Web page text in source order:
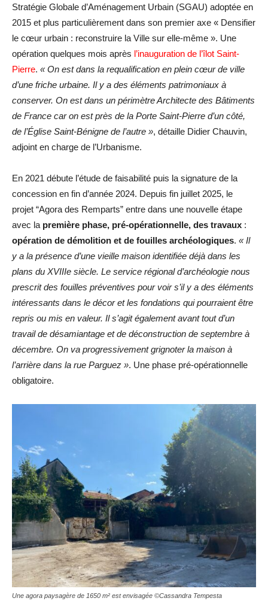
Stratégie Globale d’Aménagement Urbain (SGAU) adoptée en
2015 et plus particulièrement dans son premier axe « Densifier
le cœur urbain : reconstruire la Ville sur elle-même ». Une
opération quelques mois après l’inauguration de l’îlot Saint-
Pierre. « On est dans la requalification en plein cœur de ville
d’une friche urbaine. Il y a des éléments patrimoniaux à
conserver. On est dans un périmètre Architecte des Bâtiments
de France car on est près de la Porte Saint-Pierre d’un côté,
de l’Église Saint-Bénigne de l’autre », détaille Didier Chauvin,
adjoint en charge de l’Urbanisme.
En 2021 débute l’étude de faisabilité puis la signature de la
concession en fin d’année 2024. Depuis fin juillet 2025, le
projet “Agora des Remparts” entre dans une nouvelle étape
avec la première phase, pré-opérationnelle, des travaux :
opération de démolition et de fouilles archéologiques. « Il
y a la présence d’une vieille maison identifiée déjà dans les
plans du XVIIIe siècle. Le service régional d’archéologie nous
prescrit des fouilles préventives pour voir s’il y a des éléments
intéressants dans le décor et les fondations qui pourraient être
repris ou mis en valeur. Il s’agit également avant tout d’un
travail de désamiantage et de déconstruction de septembre à
décembre. On va progressivement grignoter la maison à
l’arrière dans la rue Parguez ». Une phase pré-opérationnelle
obligatoire.
Une agora paysagère de 1650 m² est envisagée ©Cassandra Tempesta